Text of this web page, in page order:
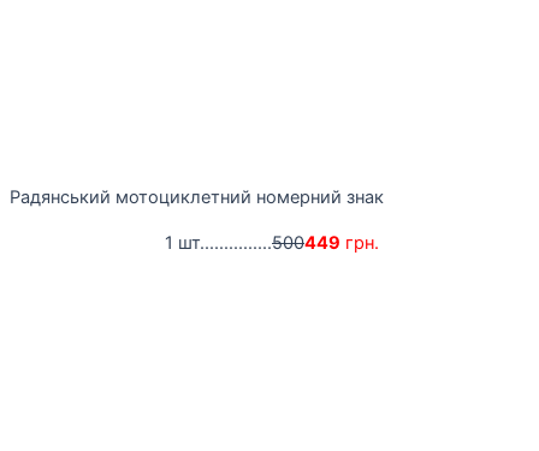
Радянський мотоциклетний номерний знак
1 шт...............500449 грн.